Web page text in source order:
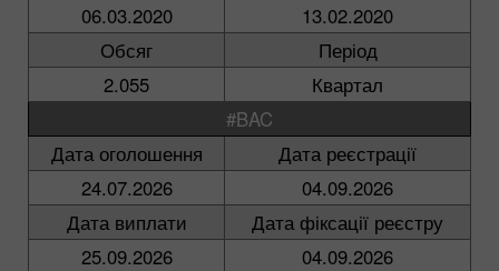
06.03.2020
13.02.2020
Обсяг
Період
2.055
Квартал
#BAC
Дата оголошення
Дата реєстрації
24.07.2026
04.09.2026
Дата виплати
Дата фіксації реєстру
25.09.2026
04.09.2026